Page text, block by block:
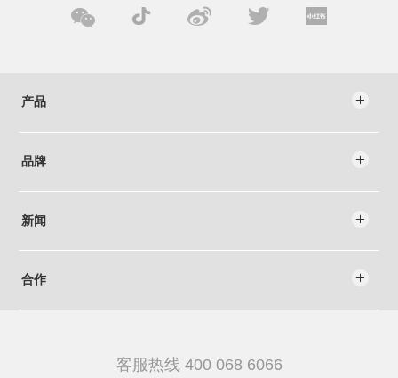
产品
品牌
新闻
合作
客服热线 400 068 6066